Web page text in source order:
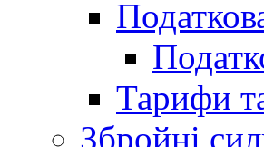
Тарифи
Збройні